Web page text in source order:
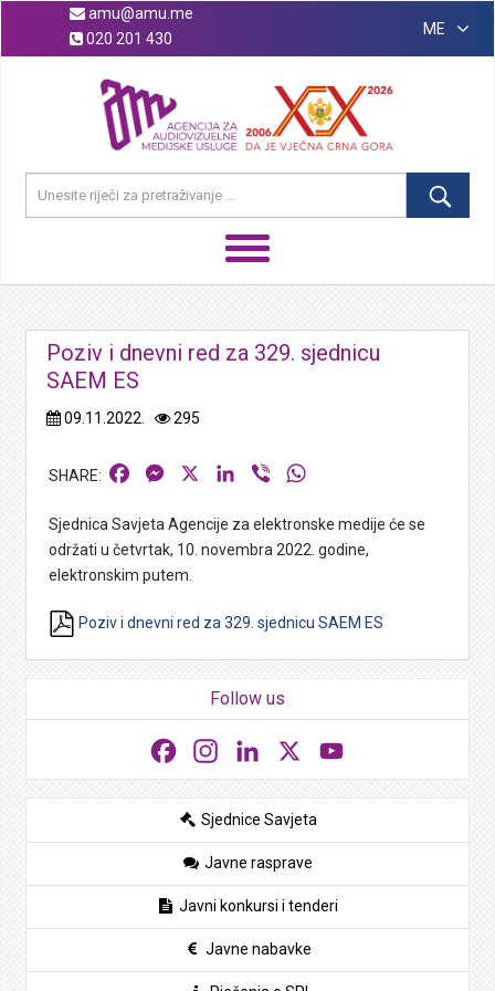
amu@amu.me
020 201 430
ME
Poziv i dnevni red za 329. sjednicu
SAEM ES
09.11.2022. 295
FacebookMessengerLinkedIn
Viber
Sjednica Savjeta Agencije za elektronske medije će se
održati u četvrtak, 10. novembra 2022. godine,
elektronskim putem.
Poziv i dnevni red za 329. sjednicu SAEM ES
Follow us
FacebookInstagramLinkedIn
Sjednice Savjeta
Javne rasprave
Javni konkursi i tenderi
Javne nabavke